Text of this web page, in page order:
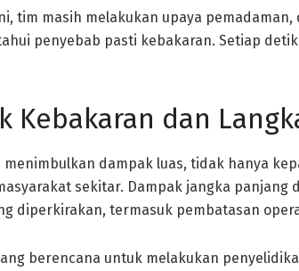
tim masih melakukan upaya
penyebab pasti kebakaran. Setiap
Kebakaran dan
menimbulkan dampak luas, tidak hanya
sekitar. Dampak jangka
diperkirakan, termasuk pembatasan
berencana untuk melakukan